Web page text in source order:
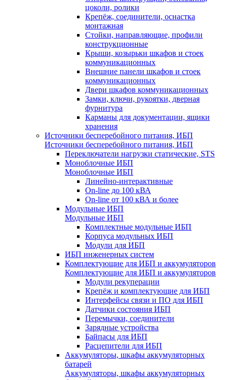
цоколи, ролики
Крепёж, соединители, оснастка
монтажная
Стойки, направляющие, профили
конструкционные
Крыши, козырьки шкафов и стоек
коммуникационных
Внешние панели шкафов и стоек
коммуникационных
Двери шкафов коммуникационных
Замки, ключи, рукоятки, дверная
фурнитура
Карманы для документации, ящики
хранения
Источники бесперебойного питания, ИБП
Источники бесперебойного питания, ИБП
Переключатели нагрузки статические, STS
Моноблочные ИБП
Моноблочные ИБП
Линейно-интерактивные
On-line до 100 кВА
On-line от 100 кВА и более
Модульные ИБП
Модульные ИБП
Комплектные модульные ИБП
Корпуса модульных ИБП
Модули для ИБП
ИБП инженерных систем
Комплектующие для ИБП и аккумуляторов
Комплектующие для ИБП и аккумуляторов
Модули рекуперации
Крепёж и комплектующие для ИБП
Интерфейсы связи и ПО для ИБП
Датчики состояния ИБП
Перемычки, соединители
Зарядные устройства
Байпасы для ИБП
Расцепители для ИБП
Аккумуляторы, шкафы аккумуляторных
батарей
Аккумуляторы, шкафы аккумуляторных